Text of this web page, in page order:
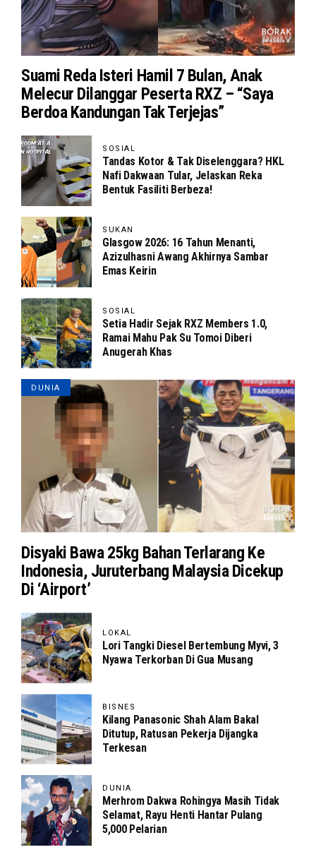
Suami Reda Isteri Hamil 7 Bulan, Anak
Melecur Dilanggar Peserta RXZ – “Saya
Berdoa Kandungan Tak Terjejas”
SOSIAL
Tandas Kotor & Tak Diselenggara? HKL
Nafi Dakwaan Tular, Jelaskan Reka
Bentuk Fasiliti Berbeza!
SUKAN
Glasgow 2026: 16 Tahun Menanti,
Azizulhasni Awang Akhirnya Sambar
Emas Keirin
SOSIAL
Setia Hadir Sejak RXZ Members 1.0,
Ramai Mahu Pak Su Tomoi Diberi
Anugerah Khas
DUNIA
Disyaki Bawa 25kg Bahan Terlarang Ke
Indonesia, Juruterbang Malaysia Dicekup
Di ‘Airport’
LOKAL
Lori Tangki Diesel Bertembung Myvi, 3
Nyawa Terkorban Di Gua Musang
BISNES
Kilang Panasonic Shah Alam Bakal
Ditutup, Ratusan Pekerja Dijangka
Terkesan
DUNIA
Merhrom Dakwa Rohingya Masih Tidak
Selamat, Rayu Henti Hantar Pulang
5,000 Pelarian